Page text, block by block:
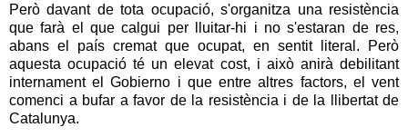
Però davant de tota ocupació, s'organitza una resistència
que farà el que calgui per lluitar-hi i no s'estaran de res,
abans el país cremat que ocupat, en sentit literal. Però
aquesta ocupació té un elevat cost, i això anirà debilitant
internament el Gobierno i que entre altres factors, el vent
comenci a bufar a favor de la resistència i de la llibertat de
Catalunya.